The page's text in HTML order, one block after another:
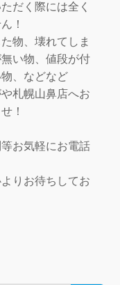
だく際には全く
！
物、壊れてしま
い物、値段が付
、などなど
札幌山鼻店へお
！
お気軽にお電話
りお待ちしてお